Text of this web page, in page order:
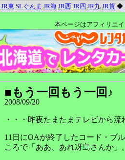
JR東 SLぐんま JR海 JR西 JR四 JR九 JR貨 ◆
本ページはアフィリエ
■もう一回もう一回♪
2008/09/20
・・・昨夜たまたまテレビから流
11日にOAが終了したコード・ブ
ころで「ああ、あれ冴島さんか」。